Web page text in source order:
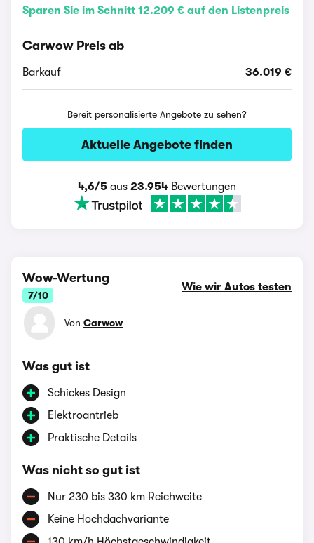
Sparen Sie im Schnitt 12.209 € auf den Listenpreis
Carwow Preis ab
Barkauf 36.019 €
Bereit personalisierte Angebote zu sehen?
Aktuelle Angebote finden
4,6/5 aus 23.954 Bewertungen
Wow-Wertung
7/10
Wie wir Autos testen
Von Carwow
Was gut ist
Schickes Design
Elektroantrieb
Praktische Details
Was nicht so gut ist
Nur 230 bis 330 km Reichweite
Keine Hochdachvariante